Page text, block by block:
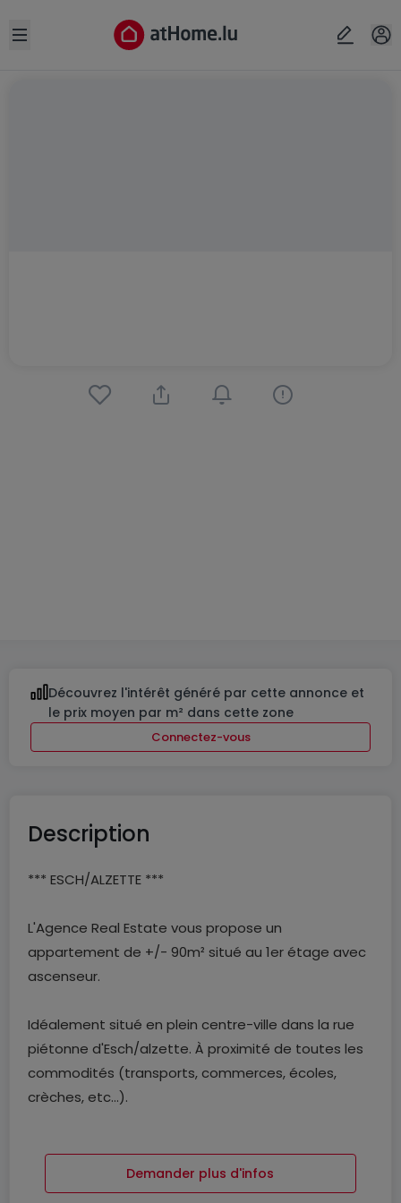
Open sidebar
Découvrez l'intérêt généré par cette annonce et
le prix moyen par m² dans cette zone
Connectez-vous
Description
*** ESCH/ALZETTE ***
L'Agence Real Estate vous propose un
appartement de +/- 90m² situé au 1er étage avec
ascenseur.
Idéalement situé en plein centre-ville dans la rue
piétonne d'Esch/alzette. À proximité de toutes les
commodités (transports, commerces, écoles,
crèches, etc...).
- Hall d'entrée de +/- 10m²
- Séjour de +/- 21m²
Demander plus d'infos